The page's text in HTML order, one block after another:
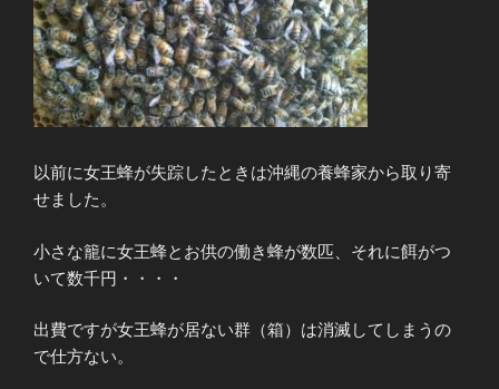
以前に女王蜂が失踪したときは沖縄の養蜂家から取り寄
せました。
小さな籠に女王蜂とお供の働き蜂が数匹、それに餌がつ
いて数千円・・・・
出費ですが女王蜂が居ない群（箱）は消滅してしまうの
で仕方ない。